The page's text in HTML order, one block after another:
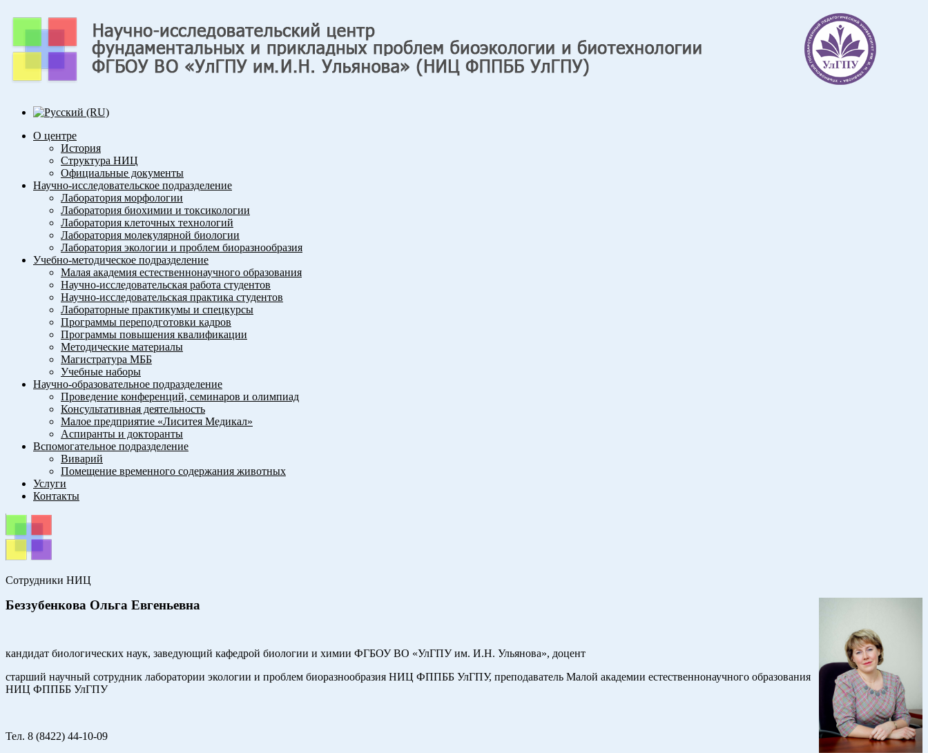
О центре
История
Структура НИЦ
Официальные документы
Научно-исследовательское подразделение
Лаборатория морфологии
Лаборатория биохимии и токсикологии
Лаборатория клеточных технологий
Лаборатория молекулярной биологии
Лаборатория экологии и проблем биоразнообразия
Учебно-методическое подразделение
Малая академия естественнонаучного образования
Научно-исследовательская работа студентов
Научно-исследовательская практика студентов
Лабораторные практикумы и спецкурсы
Программы переподготовки кадров
Программы повышения квалификации
Методические материалы
Магистратура МББ
Учебные наборы
Научно-образовательное подразделение
Проведение конференций, семинаров и олимпиад
Консультативная деятельность
Малое предприятие «Лиситея Медикал»
Аспиранты и докторанты
Вспомогательное подразделение
Виварий
Помещение временного содержания животных
Услуги
Контакты
Сотрудники НИЦ
Беззубенкова Ольга Евгеньевна
кандидат биологических наук, заведующий кафедрой биологии и химии ФГБОУ ВО «УлГПУ им. И.Н. Ульянова», доцент
старший научный сотрудник лаборатории экологии и проблем биоразнообразия НИЦ ФППББ УлГПУ, преподаватель Малой академии естественнонаучного образования
НИЦ ФППББ УлГПУ
Тел. 8 (8422) 44-10-09